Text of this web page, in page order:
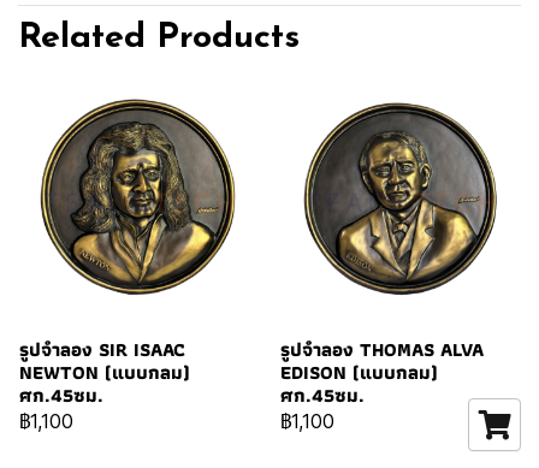
Related Products
รูปจำลอง SIR ISAAC
NEWTON (แบบกลม)
ศก.45ซม.
฿1,100
รูปจำลอง THOMAS ALVA
EDISON (แบบกลม)
ศก.45ซม.
฿1,100